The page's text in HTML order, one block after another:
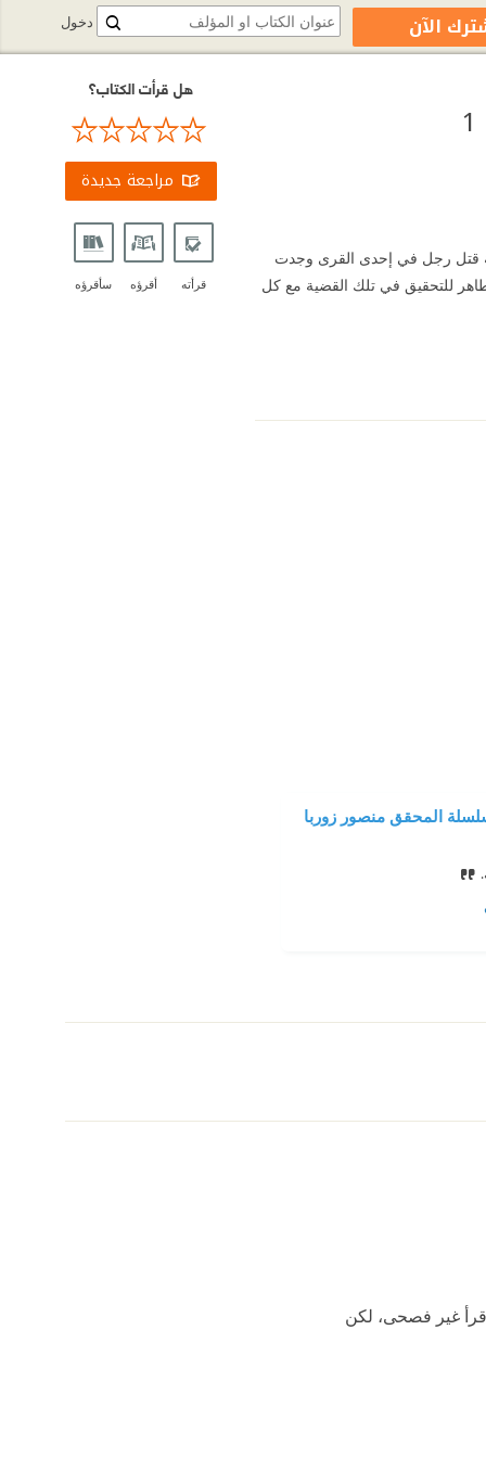
قتل رجل في إحدى القرى وجدت
للتحقيق في تلك القضية مع كل
المحقق منصور زوربا
هل قرأت الكتاب؟
مراجعة جديدة
قرأته أقرؤه سأقرؤه
غير فصحى، لكن
دخول الآن